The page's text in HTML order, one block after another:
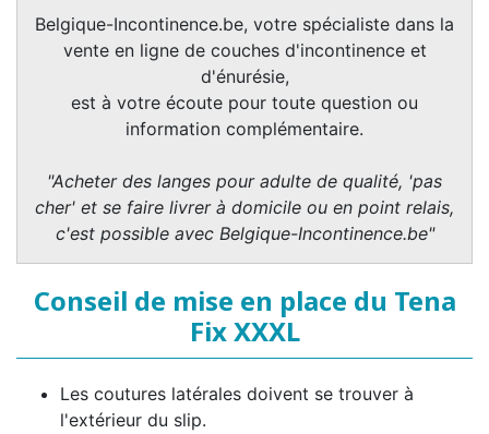
Belgique-Incontinence.be, votre spécialiste dans la
vente en ligne de couches d'incontinence et
d'énurésie,
est à votre écoute pour toute question ou
information complémentaire.
"Acheter des langes pour adulte de qualité, 'pas
cher' et se faire livrer à domicile ou en point relais,
c'est possible avec Belgique-Incontinence.be"
Conseil de mise en place du Tena
Fix XXXL
Les coutures latérales doivent se trouver à
l'extérieur du slip.